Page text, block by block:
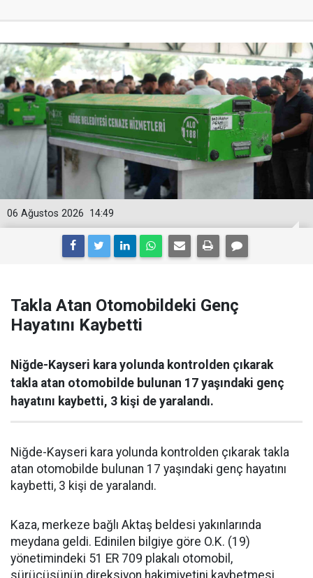
14:49
06 Ağustos 2026
Takla Atan Otomobildeki Genç
Hayatını Kaybetti
Niğde-Kayseri kara yolunda kontrolden çıkarak
takla atan otomobilde bulunan 17 yaşındaki genç
hayatını kaybetti, 3 kişi de yaralandı.
Niğde-Kayseri kara yolunda kontrolden çıkarak takla
atan otomobilde bulunan 17 yaşındaki genç hayatını
kaybetti, 3 kişi de yaralandı.
Kaza, merkeze bağlı Aktaş beldesi yakınlarında
meydana geldi. Edinilen bilgiye göre O.K. (19)
yönetimindeki 51 ER 709 plakalı otomobil,